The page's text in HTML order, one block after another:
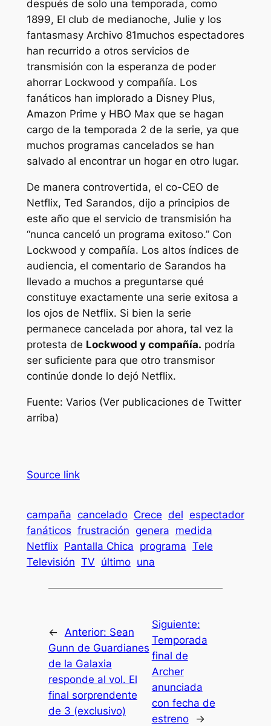
después de solo una temporada, como
1899, El club de medianoche, Julie y los
fantasmasy Archivo 81muchos espectadores
han recurrido a otros servicios de
transmisión con la esperanza de poder
ahorrar Lockwood y compañía. Los
fanáticos han implorado a Disney Plus,
Amazon Prime y HBO Max que se hagan
cargo de la temporada 2 de la serie, ya que
muchos programas cancelados se han
salvado al encontrar un hogar en otro lugar.
De manera controvertida, el co-CEO de
Netflix, Ted Sarandos, dijo a principios de
este año que el servicio de transmisión ha
“nunca canceló un programa exitoso.” Con
Lockwood y compañía. Los altos índices de
audiencia, el comentario de Sarandos ha
llevado a muchos a preguntarse qué
constituye exactamente una serie exitosa a
los ojos de Netflix. Si bien la serie
permanece cancelada por ahora, tal vez la
protesta de Lockwood y compañía. podría
ser suficiente para que otro transmisor
continúe donde lo dejó Netflix.
Fuente: Varios (Ver publicaciones de Twitter
arriba)
Source link
campaña cancelado Crece del espectador
fanáticos frustración genera medida
Netflix Pantalla Chica programa Tele
Televisión TV último una
← Anterior: Sean
Gunn de Guardianes
de la Galaxia
responde al vol. El
final sorprendente
de 3 (exclusivo)
Siguiente:
Temporada
final de
Archer
anunciada
con fecha de
estreno
→